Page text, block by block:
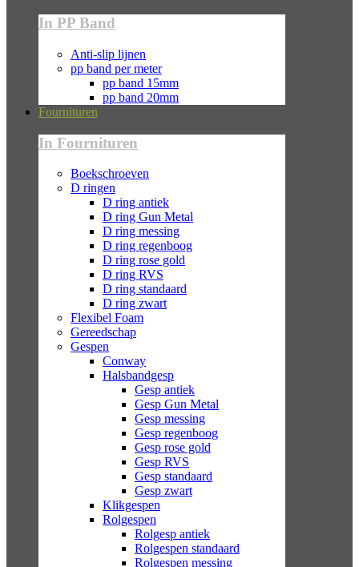
In PP Band
Anti-slip lijnen
pp band per meter
pp band 15mm
pp band 20mm
Fournituren
In Fournituren
Boekschroeven
D ringen
D ring antiek
D ring Gun Metal
D ring messing
D ring regenboog
D ring rose gold
D ring RVS
D ring standaard
D ring zwart
Flexibel Foam
Gereedschap
Gespen
Conway
Halsbandgesp
Gesp antiek
Gesp Gun Metal
Gesp messing
Gesp regenboog
Gesp rose gold
Gesp RVS
Gesp standaard
Gesp zwart
Klikgespen
Rolgespen
Rolgesp antiek
Rolgespen standaard
Rolgespen messing